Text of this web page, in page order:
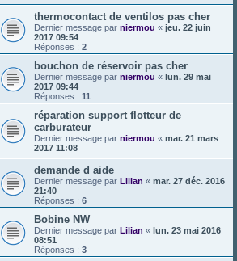
thermocontact de ventilos pas cher
Dernier message par niermou « jeu. 22 juin
2017 09:54
Réponses : 2
bouchon de réservoir pas cher
Dernier message par niermou « lun. 29 mai
2017 09:44
Réponses : 11
réparation support flotteur de
carburateur
Dernier message par niermou « mar. 21 mars
2017 11:08
demande d aide
Dernier message par Lilian « mar. 27 déc. 2016
21:40
Réponses : 6
Bobine NW
Dernier message par Lilian « lun. 23 mai 2016
08:51
Réponses : 3